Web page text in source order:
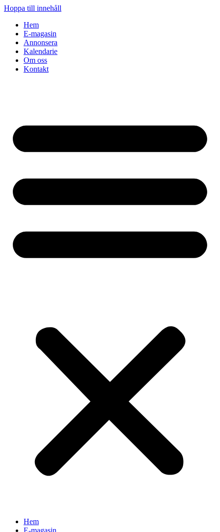
Hoppa till innehåll
Hem
E-magasin
Annonsera
Kalendarie
Om oss
Kontakt
Hem
E-magasin